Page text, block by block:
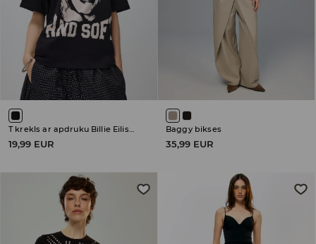
T krekls ar apdruku Billie Eilish Hit Me Hard and Soft
19,99 EUR
Baggy bikses
35,99 EUR